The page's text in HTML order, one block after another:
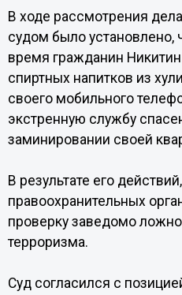
В ходе рассмотрения
судом было установлено,
время гражданин
спиртных напитков из
своего мобильного
экстренную службу
заминировании своей
В результате его
правоохранительных
проверку заведомо
терроризма.
Суд согласился с